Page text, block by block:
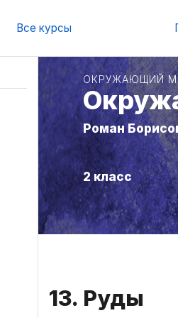
Все курсы
ОКРУЖАЮЩИЙ
Роман
2 класс
13. Руды